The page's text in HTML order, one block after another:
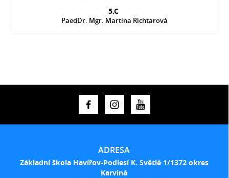
5.C
PaedDr. Mgr. Martina Richtarová
ADRESA
Základní škola Havířov-Podlesí K. Světlé 1/1372 okres
Karviná